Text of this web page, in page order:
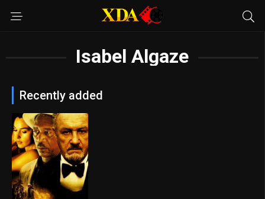
Isabel Algaze
Recently added